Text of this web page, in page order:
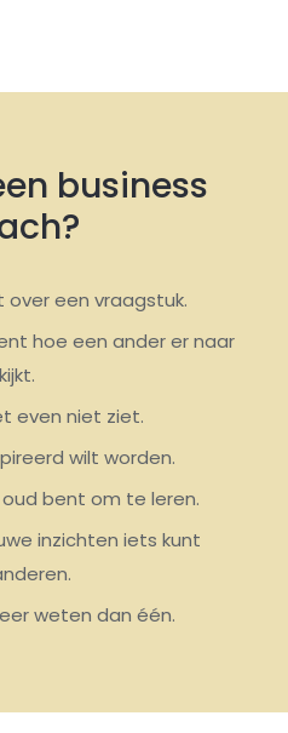
business
een vraagstuk.
hoe een ander er naar
kijkt.
even niet ziet.
wilt worden.
bent om te leren.
inzichten iets kunt
weten dan één.